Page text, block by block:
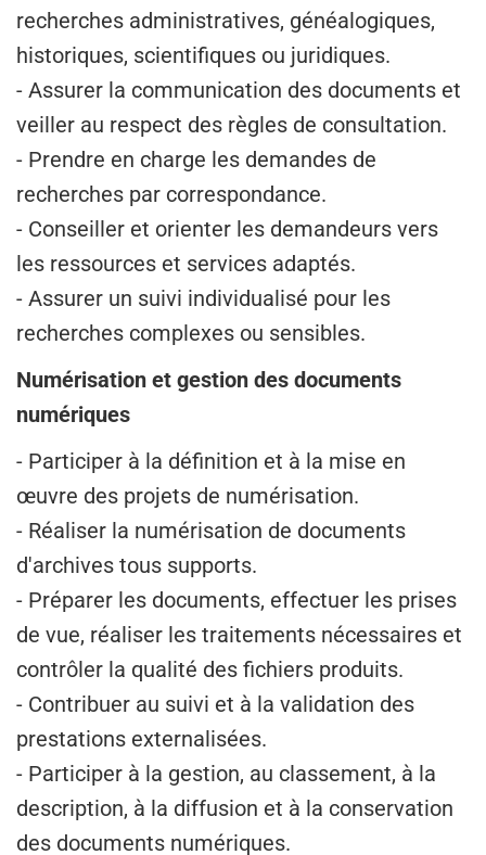
recherches administratives, généalogiques,
historiques, scientifiques ou juridiques.
- Assurer la communication des documents et
veiller au respect des règles de consultation.
- Prendre en charge les demandes de
recherches par correspondance.
- Conseiller et orienter les demandeurs vers
les ressources et services adaptés.
- Assurer un suivi individualisé pour les
recherches complexes ou sensibles.
Numérisation et gestion des documents
numériques
- Participer à la définition et à la mise en
œuvre des projets de numérisation.
- Réaliser la numérisation de documents
d'archives tous supports.
- Préparer les documents, effectuer les prises
de vue, réaliser les traitements nécessaires et
contrôler la qualité des fichiers produits.
- Contribuer au suivi et à la validation des
prestations externalisées.
- Participer à la gestion, au classement, à la
description, à la diffusion et à la conservation
des documents numériques.